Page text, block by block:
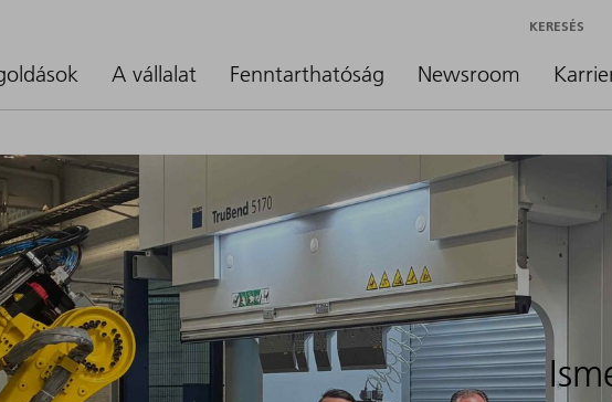
A vállalat Fenntarthatóság Newsroom
KERESÉS